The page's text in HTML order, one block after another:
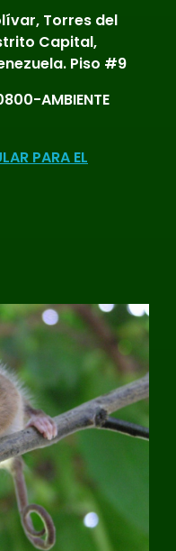
Torres del
Capital,
Piso #9
AMBIENTE
PARA EL